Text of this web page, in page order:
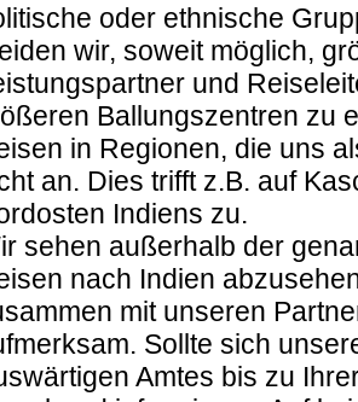
oder ethnische
wir, soweit möglich,
und
Ballungszentren zu
in Regionen, die uns
an. Dies trifft z.B. auf
Indiens zu.
sehen außerhalb der
nach Indien
mit unseren
Sollte sich
Amtes bis zu